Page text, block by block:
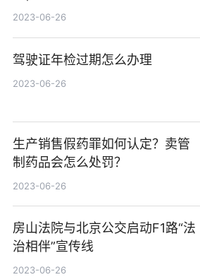
2023-06-26
驾驶证年检过期怎么办理
2023-06-26
生产销售假药罪如何认定？卖管
制药品会怎么处罚？
2023-06-26
房山法院与北京公交启动F1路“法
治相伴”宣传线
2023-06-26